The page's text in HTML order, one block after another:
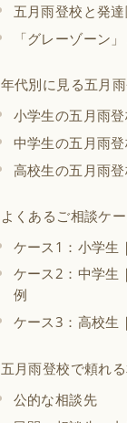
五月雨登校と発
「グレーゾーン
年代別に見る五月
小学生の五月雨
中学生の五月雨
高校生の五月雨
よくあるご相談ケ
ケース1：小学生
ケース2：中学生
例
ケース3：高校生
五月雨登校で頼れ
公的な相談先